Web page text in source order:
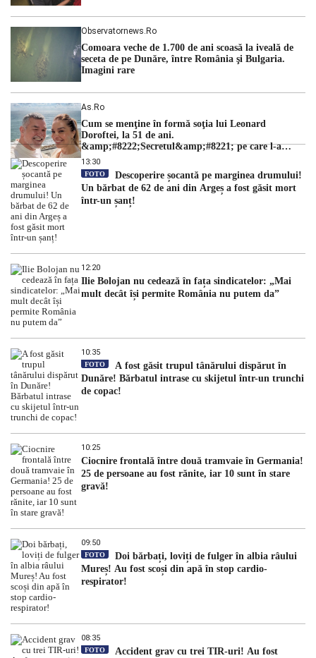
Observatornews.ro
Comoara veche de 1.700 de ani scoasă la iveală de
seceta de pe Dunăre, între România şi Bulgaria.
Imagini rare
As.ro
Cum se menţine în formă soţia lui Leonard
Doroftei, la 51 de ani.
&amp;#8222;Secretul&amp;#8221; pe care l-a
dezvăluit
13:30
FOTO
Descoperire șocantă pe marginea drumului!
Un bărbat de 62 de ani din Argeș a fost găsit mort
într-un șanț!
12:20
Ilie Bolojan nu cedează în fața sindicatelor: „Mai
mult decât își permite România nu putem da”
10:35
FOTO
A fost găsit trupul tânărului dispărut în
Dunăre! Bărbatul intrase cu skijetul într-un trunchi
de copac!
10:25
Ciocnire frontală între două tramvaie în Germania!
25 de persoane au fost rănite, iar 10 sunt în stare
gravă!
09:50
FOTO
Doi bărbați, loviți de fulger în albia râului
Mureș! Au fost scoși din apă în stop cardio-
respirator!
08:35
FOTO
Accident grav cu trei TIR-uri! Au fost